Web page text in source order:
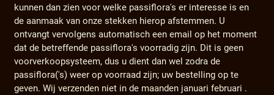
kunnen dan zien voor welke passiflora's er interesse is en
de aanmaak van onze stekken hierop afstemmen. U
ontvangt vervolgens automatisch een email op het moment
dat de betreffende passiflora's voorradig zijn. Dit is geen
voorverkoopsysteem, dus u dient dan wel zodra de
passiflora('s) weer op voorraad zijn; uw bestelling op te
geven. Wij verzenden niet in de maanden januari februari .